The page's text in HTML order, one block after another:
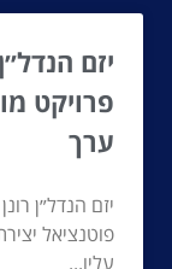
יזם
פרויקט
ערך
יזם הנדל״ן
פוטנציאל
עליו...